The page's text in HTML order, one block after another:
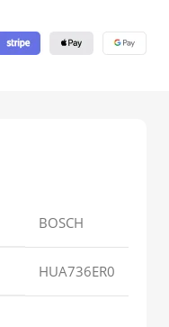
BOSCH
HUA736ER0